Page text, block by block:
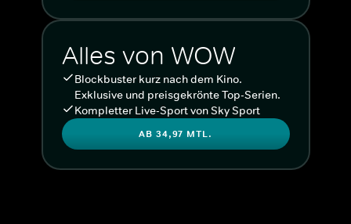
Alles von WOW
Blockbuster kurz nach dem Kino.
Exklusive und preisgekrönte Top-Serien.
Kompletter Live-Sport von Sky Sport
AB 34,97 MTL.